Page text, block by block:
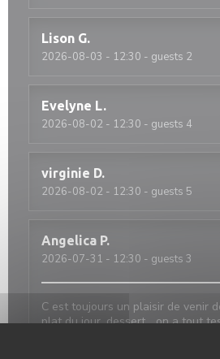
Lison G
2026-08-03 - 12:30 - guests 2
Evelyne L
2026-08-02 - 12:30 - guests 4
virginie D
2026-08-02 - 12:30 - guests 5
Angelica P
2026-07-31 - 12:30 - guests 3
C est toujours un plaisir de venir
plat du jour, dessert… on a tout